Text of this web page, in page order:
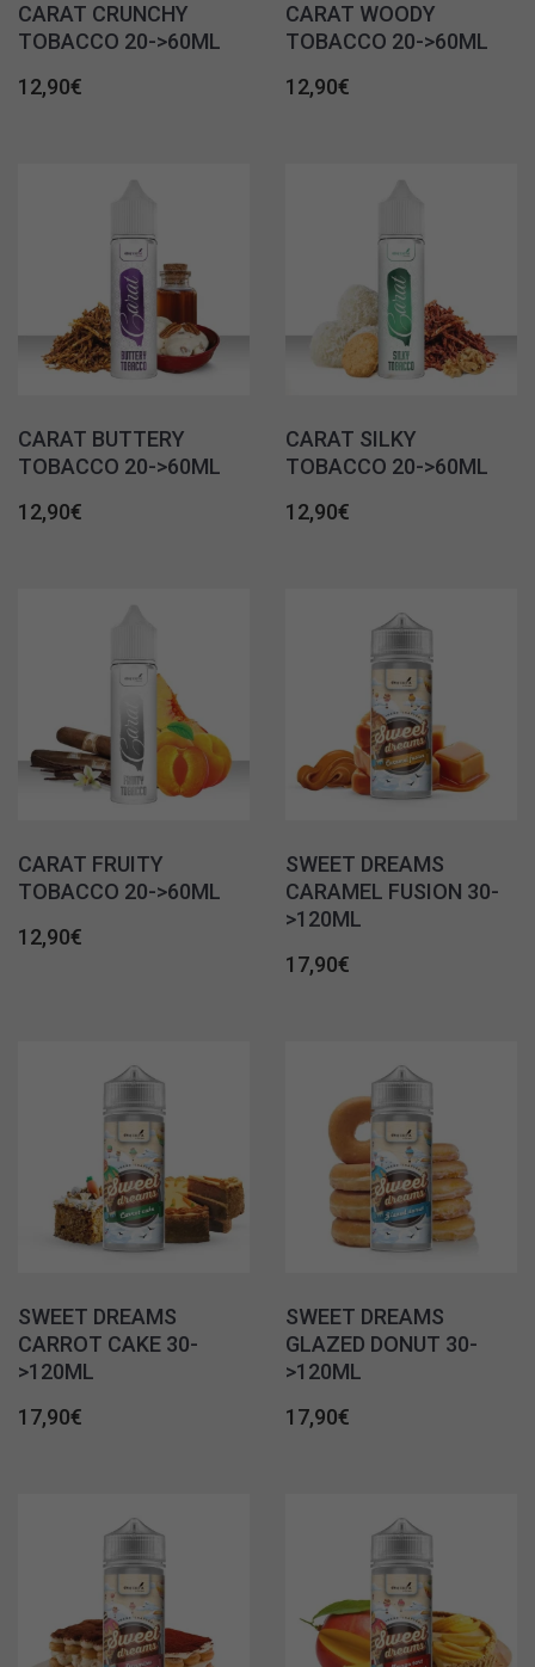
CARAT CRUNCHY
TOBACCO 20->60ML
12,90€
CARAT WOODY
TOBACCO 20->60ML
12,90€
CARAT BUTTERY
TOBACCO 20->60ML
12,90€
CARAT SILKY
TOBACCO 20->60ML
12,90€
CARAT FRUITY
TOBACCO 20->60ML
12,90€
SWEET DREAMS
CARAMEL FUSION 30-
>120ML
17,90€
SWEET DREAMS
CARROT CAKE 30-
>120ML
17,90€
SWEET DREAMS
GLAZED DONUT 30-
>120ML
17,90€